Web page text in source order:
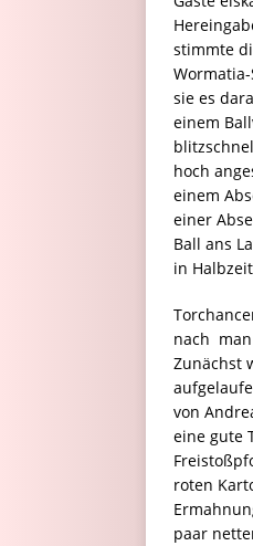
stimmte
sie es
einem
hoch
einem
einer
Ball ans
in
nach 
Zunächst
von
eine gute
roten
paar